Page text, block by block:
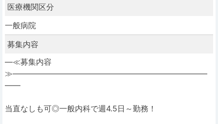
医療機関区分
一般病院
募集内容
―≪募集内容
≫―――――――――――――――――――――――――
――
当直なしも可◎一般内科で週4.5日～勤務！